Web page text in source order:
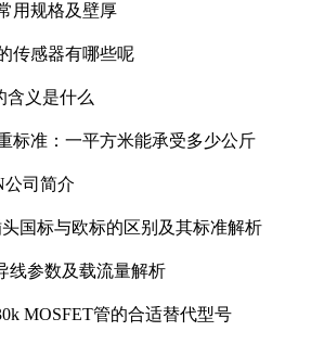
用规格及壁厚
传感器有哪些呢
含义是什么
标准：一平方米能承受多少公斤
公司简介
头国标与欧标的区别及其标准解析
线参数及载流量解析
MOSFET管的合适替代型号